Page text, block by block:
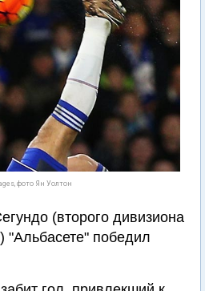
фото Ян Уолтон
(второго дивизиона
"Альбасете" победил